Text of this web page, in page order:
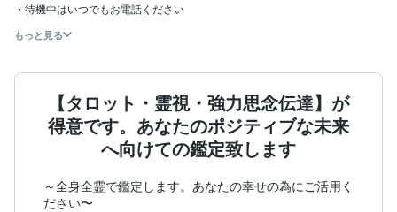
もっと見る
【タロット・霊視・強力思念伝達】が
得意です。あなたのポジティブな未来
へ向けての鑑定致します
～全身全霊で鑑定します。あなたの幸せの為にご活用く
ださい〜